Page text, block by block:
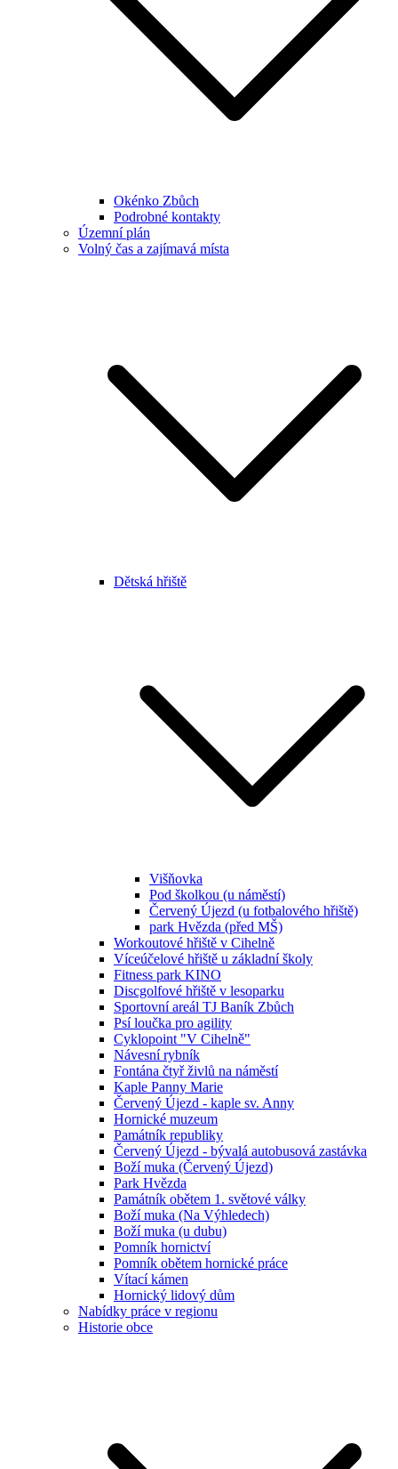
Okénko Zbůch
Podrobné kontakty
Územní plán
Volný čas a zajímavá místa
Dětská hřiště
Višňovka
Pod školkou (u náměstí)
Červený Újezd (u fotbalového hřiště)
park Hvězda (před MŠ)
Workoutové hřiště v Cihelně
Víceúčelové hřiště u základní školy
Fitness park KINO
Discgolfové hřiště v lesoparku
Sportovní areál TJ Baník Zbůch
Psí loučka pro agility
Cyklopoint "V Cihelně"
Návesní rybník
Fontána čtyř živlů na náměstí
Kaple Panny Marie
Červený Újezd - kaple sv. Anny
Hornické muzeum
Památník republiky
Červený Újezd - bývalá autobusová zastávka
Boží muka (Červený Újezd)
Park Hvězda
Památník obětem 1. světové války
Boží muka (Na Výhledech)
Boží muka (u dubu)
Pomník hornictví
Pomník obětem hornické práce
Vítací kámen
Hornický lidový dům
Nabídky práce v regionu
Historie obce